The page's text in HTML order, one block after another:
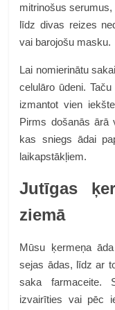
mitrinošus
līdz divas reizes
vai barojošu masku.
Lai nomierinātu
celulāro ūdeni.
izmantot vien
Pirms došanās
kas sniegs ādai
laikapstākļiem.
Jutīgas
ziemā
Mūsu ķermeņa
sejas ādas, līdz ar
saka farmaceite.
izvairīties vai pēc